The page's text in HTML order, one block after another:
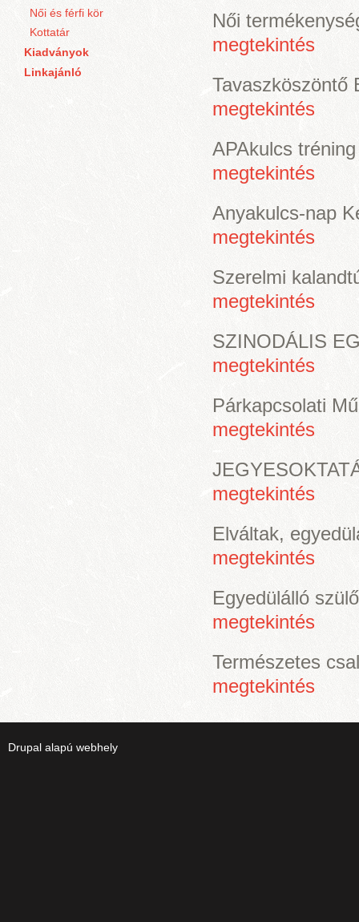
Női és férfi kör
Kottatár
Kiadványok
Linkajánló
Női
megtekintés
Tavaszköszöntő
megtekintés
APAkulcs
megtekintés
Anyakulcs-nap
megtekintés
Szerelmi
megtekintés
SZINODÁLIS
megtekintés
Párkapcsolati
megtekintés
megtekintés
Elváltak,
megtekintés
Egyedülálló
megtekintés
Természetes
megtekintés
Drupal alapú webhely